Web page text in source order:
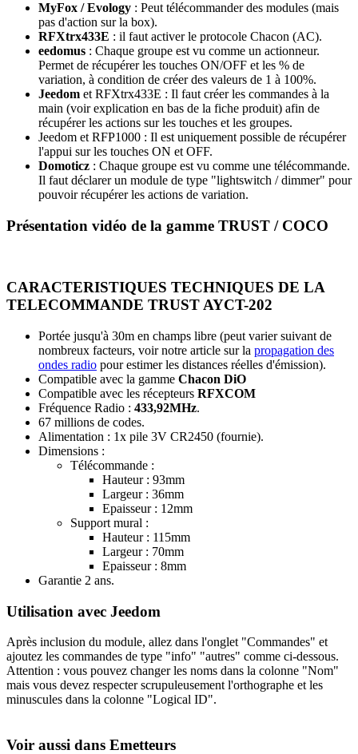
MyFox / Evology : Peut télécommander des modules (mais
pas d'action sur la box).
RFXtrx433E : il faut activer le protocole Chacon (AC).
eedomus : Chaque groupe est vu comme un actionneur.
Permet de récupérer les touches ON/OFF et les % de
variation, à condition de créer des valeurs de 1 à 100%.
Jeedom et RFXtrx433E : Il faut créer les commandes à la
main (voir explication en bas de la fiche produit) afin de
récupérer les actions sur les touches et les groupes.
Jeedom et RFP1000 : Il est uniquement possible de récupérer
l'appui sur les touches ON et OFF.
Domoticz : Chaque groupe est vu comme une télécommande.
Il faut déclarer un module de type "lightswitch / dimmer" pour
pouvoir récupérer les actions de variation.
Présentation vidéo de la gamme TRUST / COCO
CARACTERISTIQUES TECHNIQUES DE LA
TELECOMMANDE TRUST AYCT-202
Portée jusqu'à 30m en champs libre (peut varier suivant de
nombreux facteurs, voir notre article sur la propagation des
ondes radio pour estimer les distances réelles d'émission).
Compatible avec la gamme Chacon DiO
Compatible avec les récepteurs RFXCOM
Fréquence Radio : 433,92MHz.
67 millions de codes.
Alimentation : 1x pile 3V CR2450 (fournie).
Dimensions :
Télécommande :
Hauteur : 93mm
Largeur : 36mm
Epaisseur : 12mm
Support mural :
Hauteur : 115mm
Largeur : 70mm
Epaisseur : 8mm
Garantie 2 ans.
Utilisation avec Jeedom
Après inclusion du module, allez dans l'onglet "Commandes" et
ajoutez les commandes de type "info" "autres" comme ci-dessous.
Attention : vous pouvez changer les noms dans la colonne "Nom"
mais vous devez respecter scrupuleusement l'orthographe et les
minuscules dans la colonne "Logical ID".
Voir aussi dans Emetteurs